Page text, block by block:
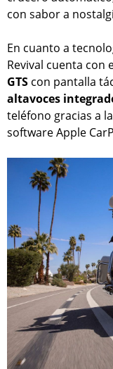
con sabor a
En cuanto a
Revival cuenta con
GTS con pantalla
altavoces
teléfono gracias a
software Apple